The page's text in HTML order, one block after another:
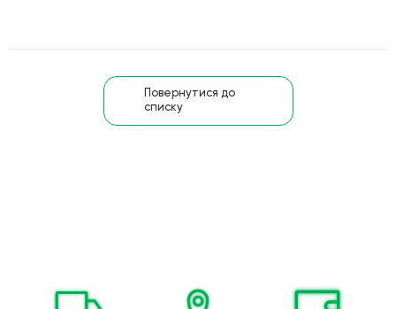
Повернутися до
списку